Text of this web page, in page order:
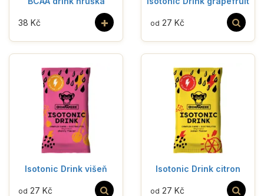
+
38 Kč od 27 Kč
Isotonic Drink višeň
od 27 Kč
Isotonic Drink citron
od 27 Kč